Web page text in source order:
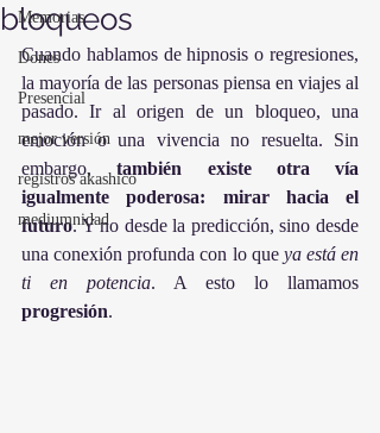
Memorias
Dones
Presencial
mejor versión
registros akashico
mediumnidad
bloqueos
Cuando hablamos de hipnosis o regresiones,
la mayoría de las personas piensa en viajes al
pasado. Ir al origen de un bloqueo, una
emoción o una vivencia no resuelta. Sin
embargo, también existe otra vía
igualmente poderosa: mirar hacia el
futuro. Y no desde la predicción, sino desde
una conexión profunda con lo que ya está en
ti en potencia
progresión.